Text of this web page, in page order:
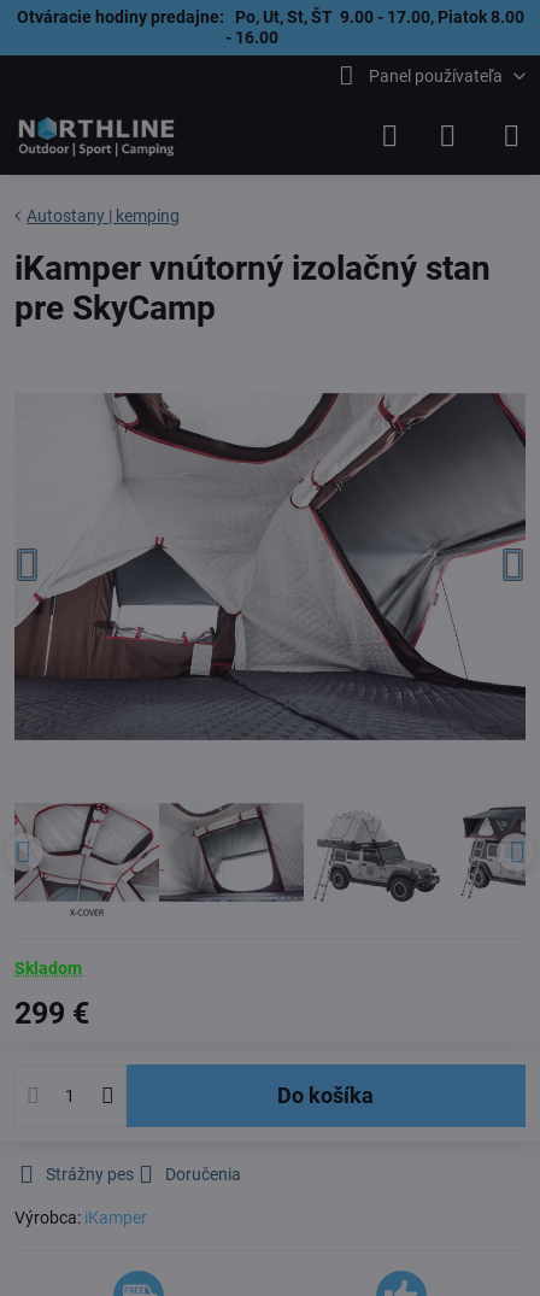
Otváracie hodiny predajne: Po, Ut, St, ŠT 9.00 - 17.00, Piatok 8.00
- 16.00
Panel používateľa
Autostany | kemping
iKamper vnútorný izolačný stan
pre SkyCamp
Skladom
299 €
Do košíka
Strážny pes Doručenia
Výrobca: iKamper